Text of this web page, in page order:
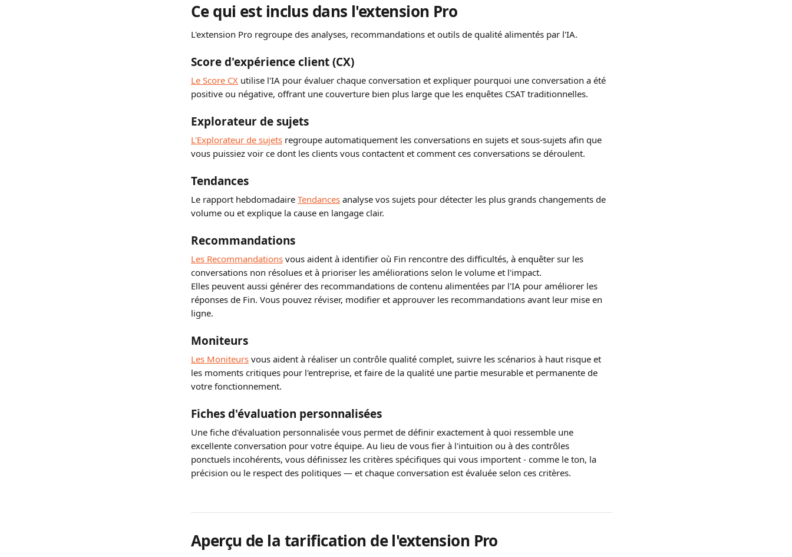
Ce qui est inclus dans l'extension Pro
L'extension Pro regroupe des analyses, recommandations et outils de qualité alimentés par l'IA.
Score d'expérience client (CX)
Le Score CX utilise l'IA pour évaluer chaque conversation et expliquer pourquoi une conversation a été
positive ou négative, offrant une couverture bien plus large que les enquêtes CSAT traditionnelles.
Explorateur de sujets
L'Explorateur de sujets regroupe automatiquement les conversations en sujets et sous-sujets afin que
vous puissiez voir ce dont les clients vous contactent et comment ces conversations se déroulent.
Tendances
Le rapport hebdomadaire Tendances analyse vos sujets pour détecter les plus grands changements de
volume ou et explique la cause en langage clair.
Recommandations
Les Recommandations vous aident à identifier où Fin rencontre des difficultés, à enquêter sur les
conversations non résolues et à prioriser les améliorations selon le volume et l'impact.
Elles peuvent aussi générer des recommandations de contenu alimentées par l'IA pour améliorer les
réponses de Fin. Vous pouvez réviser, modifier et approuver les recommandations avant leur mise en
ligne.
Moniteurs
Les Moniteurs vous aident à réaliser un contrôle qualité complet, suivre les scénarios à haut risque et
les moments critiques pour l'entreprise, et faire de la qualité une partie mesurable et permanente de
votre fonctionnement.
Fiches d'évaluation personnalisées
Une fiche d'évaluation personnalisée vous permet de définir exactement à quoi ressemble une
excellente conversation pour votre équipe. Au lieu de vous fier à l'intuition ou à des contrôles
ponctuels incohérents, vous définissez les critères spécifiques qui vous importent - comme le ton, la
précision ou le respect des politiques — et chaque conversation est évaluée selon ces critères.
Aperçu de la tarification de l'extension Pro